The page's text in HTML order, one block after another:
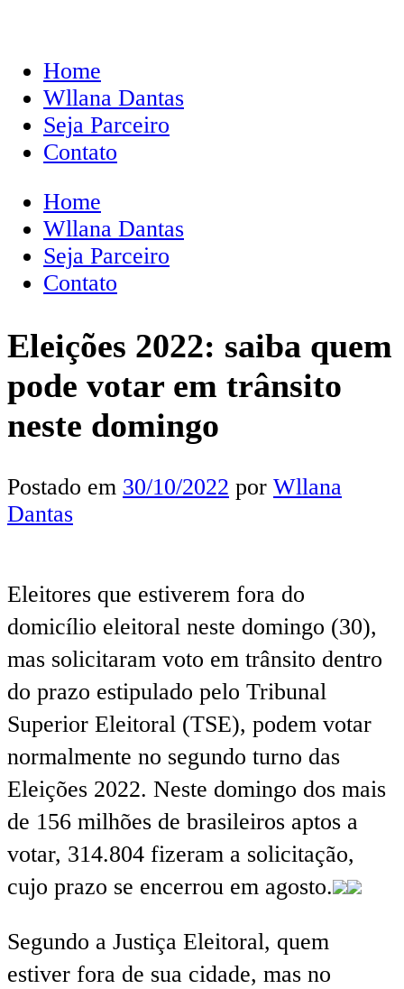
Home
Wllana Dantas
Seja Parceiro
Contato
Home
Wllana Dantas
Seja Parceiro
Contato
Eleições 2022: saiba quem
pode votar em trânsito
neste domingo
Postado em 30/10/2022 por Wllana
Dantas
Eleitores que estiverem fora do
domicílio eleitoral neste domingo (30),
mas solicitaram voto em trânsito dentro
do prazo estipulado pelo Tribunal
Superior Eleitoral (TSE), podem votar
normalmente no segundo turno das
Eleições 2022. Neste domingo dos mais
de 156 milhões de brasileiros aptos a
votar, 314.804 fizeram a solicitação,
cujo prazo se encerrou em agosto.
Segundo a Justiça Eleitoral, quem
estiver fora de sua cidade, mas no